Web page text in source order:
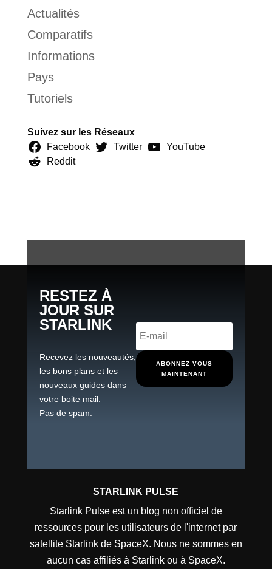
Actualités
Comparatifs
Informations
Pays
Tutoriels
Suivez sur les Réseaux
Facebook
Twitter
YouTube
Reddit
RESTEZ À
JOUR SUR
STARLINK
Recevez les nouveautés,
les bons plans et les
nouveaux guides dans
votre boite mail.
Pas de spam.
ABONNEZ VOUS
MAINTENANT
STARLINK PULSE
Starlink Pulse est un blog non officiel de
ressources pour les utilisateurs de l'internet par
satellite Starlink de SpaceX. Nous ne sommes en
aucun cas affiliés à Starlink ou à SpaceX.